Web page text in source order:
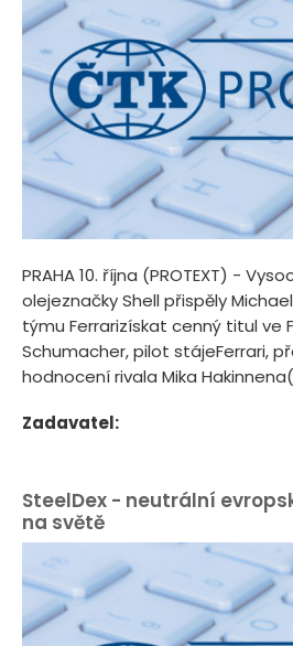
PRAHA 10. října (PROTEXT) -
olejeznačky Shell přispěly
týmu Ferrarizískat cenný titul ve
Schumacher, pilot stájeFerrari,
hodnocení rivala Mika
Zadavatel:
SteelDex - neutrální
na světě